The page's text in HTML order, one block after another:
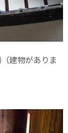
建物がありま